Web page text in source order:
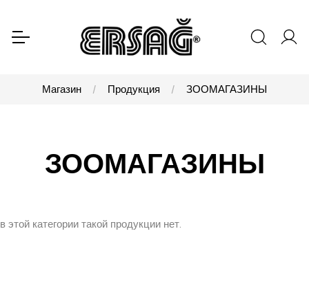
Магазин Продукция ЗООМАГАЗИНЫ
ЗООМАГАЗИНЫ
в этой категории такой продукции нет.